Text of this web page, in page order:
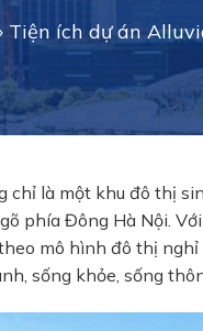
Tiện ích dự án
chỉ là một khu đô thị
phía Đông Hà Nội.
mô hình đô thị
sống khỏe, sống